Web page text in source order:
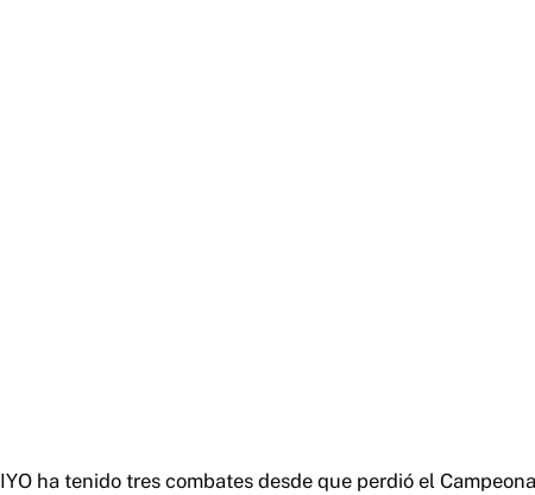
IYO ha tenido tres combates desde que perdió el